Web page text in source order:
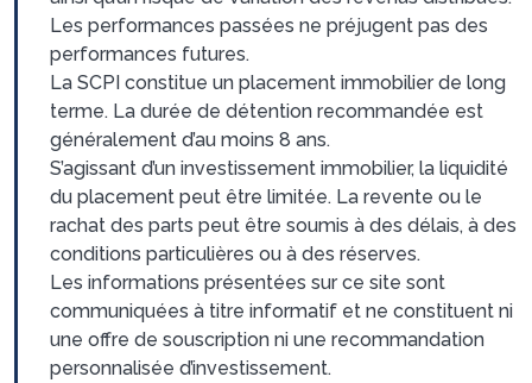
Les performances passées ne préjugent pas des
performances futures.
La SCPI constitue un placement immobilier de long
terme. La durée de détention recommandée est
généralement d’au moins 8 ans.
S’agissant d’un investissement immobilier, la liquidité
du placement peut être limitée. La revente ou le
rachat des parts peut être soumis à des délais, à des
conditions particulières ou à des réserves.
Les informations présentées sur ce site sont
communiquées à titre informatif et ne constituent ni
une offre de souscription ni une recommandation
personnalisée d’investissement.